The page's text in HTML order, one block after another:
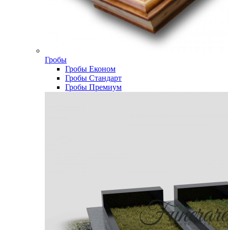
Гробы
Гробы Економ
Гробы Стандарт
Гробы Премиум